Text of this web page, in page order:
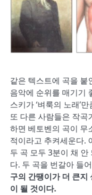
같은 텍스트에 곡을 붙
음악에 순위를 매기기
스키가 ‘벼룩의 노래’
또 다른 사람들은 작곡
하면 베토벤의 곡이 무
적이라고 추켜세운다.
두 곡 모두 3분이 채 안
다. 두 곡을 번갈아 들
구의 간땡이가 더 큰지
이 될 것이다.